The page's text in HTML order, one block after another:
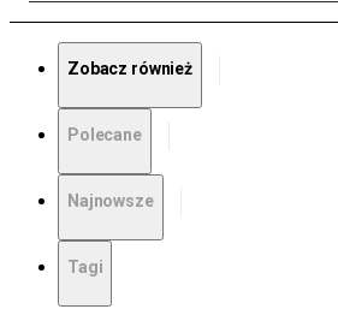
Zobacz również
Polecane
Najnowsze
Tagi